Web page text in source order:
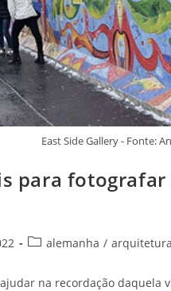
East Side Gallery - Fonte:
para
Categoria
alemanha / arquitetura
na recordação daquela